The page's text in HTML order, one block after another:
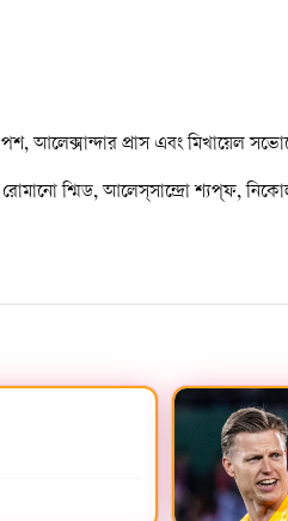
আলেক্সান্দার প্রাস এবং মিখায়েল
রোমানো শ্মিড, আলেস্সান্দ্রো শ্যপ্‌ফ,